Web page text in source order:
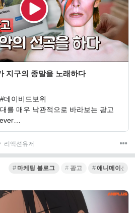
지구의 종말을 노래하다
데이비드보위
를 매우 낙관적으로 바라보는 광고
리액션유저
마케팅 블로그 광고 애니메이션